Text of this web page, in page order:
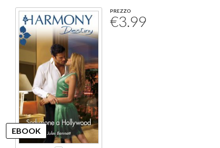
Calendario
PREZZO
€3.99